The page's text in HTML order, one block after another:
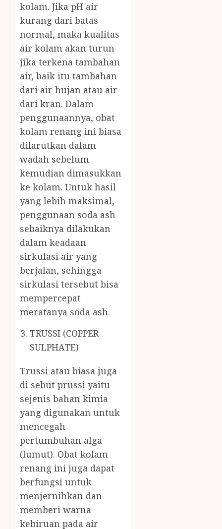
kolam. Jika pH air
kurang dari batas
normal, maka kualitas
air kolam akan turun
jika terkena tambahan
air, baik itu tambahan
dari air hujan atau air
dari kran. Dalam
penggunaannya, obat
kolam renang ini biasa
dilarutkan dalam
wadah sebelum
kemudian dimasukkan
ke kolam. Untuk hasil
yang lebih maksimal,
penggunaan soda ash
sebaiknya dilakukan
dalam keadaan
sirkulasi air yang
berjalan, sehingga
sirkulasi tersebut bisa
mempercepat
meratanya soda ash.
TRUSSI (COPPER
SULPHATE)
Trussi atau biasa juga
di sebut prussi yaitu
sejenis bahan kimia
yang digunakan untuk
mencegah
pertumbuhan alga
(lumut). Obat kolam
renang ini juga dapat
berfungsi untuk
menjernihkan dan
memberi warna
kebiruan pada air